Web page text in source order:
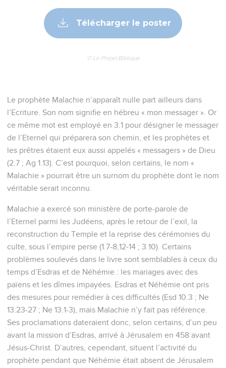
Télécharger le poster
© Le Projet Biblique
Le prophète Malachie n’apparaît nulle part ailleurs dans
l’Ecriture. Son nom signifie en hébreu « mon messager ». Or
ce même mot est employé en 3.1 pour désigner le messager
de l’Eternel qui préparera son chemin, et les prophètes et
les prêtres étaient eux aussi appelés « messagers » de Dieu
(2.7 ; Ag 1.13). C’est pourquoi, selon certains, le nom «
Malachie » pourrait être un surnom du prophète dont le nom
véritable serait inconnu.
Malachie a exercé son ministère de porte-parole de
l’Eternel parmi les Judéens, après le retour de l’exil, la
reconstruction du Temple et la reprise des cérémonies du
culte, sous l’empire perse (1.7-8,12-14 ; 3.10). Certains
problèmes soulevés dans le livre sont semblables à ceux du
temps d’Esdras et de Néhémie : les mariages avec des
païens et les dîmes impayées. Esdras et Néhémie ont pris
des mesures pour remédier à ces difficultés (Esd 10.3 ; Ne
13.23-27 ; Ne 13.1-3), mais Malachie n’y fait pas référence.
Ses proclamations dateraient donc, selon certains, d’un peu
avant la mission d’Esdras, arrivé à Jérusalem en 458 avant
Jésus-Christ. D’autres, cependant, situent l’activité du
prophète pendant que Néhémie était absent de Jérusalem